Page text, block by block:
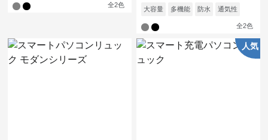
全2色
大容量 多機能 防水 通気性
全2色
人気